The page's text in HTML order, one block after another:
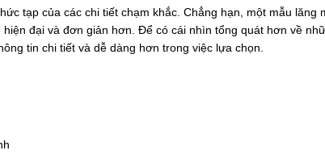
tạp của các chi tiết chạm khắc. Chẳng hạn, một mẫu lăng
đại và đơn giản hơn. Để có cái nhìn tổng quát hơn về
tin chi tiết và dễ dàng hơn trong việc lựa chọn.